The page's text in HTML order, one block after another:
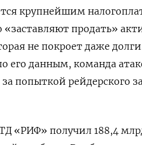
крупнейшим
продать»
не покроет даже
его данным, команда
попыткой рейдерского
«РИФ» получил 188,4